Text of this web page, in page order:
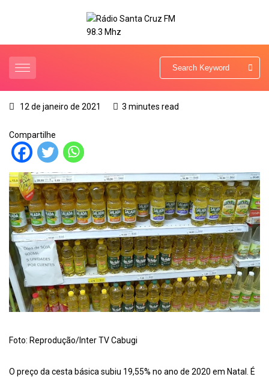
12 de janeiro de 2021 3 minutes read
Compartilhe
Foto: Reprodução/Inter TV Cabugi
O preço da cesta básica subiu 19,55% no ano de 2020 em Natal. É